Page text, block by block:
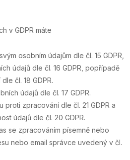
v GDPR máte
osobním údajům dle čl. 15 GDPR,
údajů dle čl. 16 GDPR, popřípadě
čl. 18 GDPR.
údajů dle čl. 17 GDPR.
proti zpracování dle čl. 21 GDPR a
údajů dle čl. 20 GDPR.
se zpracováním písemně nebo
nebo email správce uvedený v čl.